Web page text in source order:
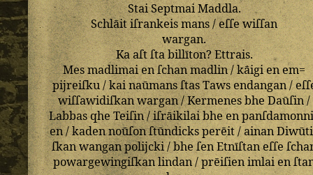
StaiSeptmaiMaddla.
Schlāitiſrankeismans/eſſewiſſan
wargan.
Kaaſtſtabillīton?Ettrais.
Mesmadlimai enſchan madlin/kāigi en em=
pijreiſku/kainaūmansſtasTawsendangan/
wiſſawidiſkanwargan/KermenesbheDaūſin/
LabbasqheTeiſin/iſrāikilaibheen
en/kadennoūſonſtūndicksperēit/ainan
ſkanwanganpolijcki/bheſen Etnīſtaneſſe
powargewingiſkan lindan/prēiſien imlaien